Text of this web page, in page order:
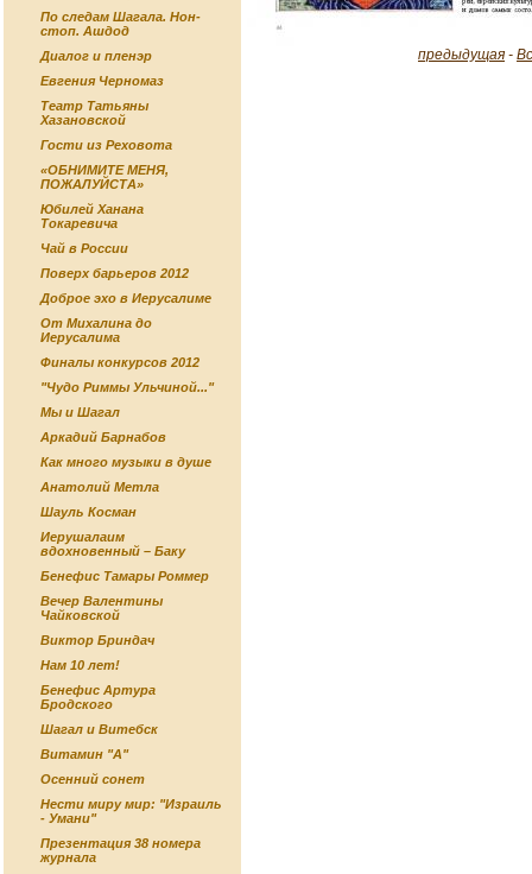
По следам Шагала. Нон-
стоп. Ашдод
Диалог и пленэр
Евгения Черномаз
Театр Татьяны
Хазановской
Гости из Реховота
«ОБНИМИТЕ МЕНЯ,
ПОЖАЛУЙСТА»
Юбилей Ханана
Токаревича
Чай в России
Поверх барьеров 2012
Доброе эхо в Иерусалиме
От Михалина до
Иерусалима
Финалы конкурсов 2012
"Чудо Риммы Ульчиной..."
Мы и Шагал
Аркадий Барнабов
Как много музыки в душе
Анатолий Метла
Шауль Косман
Иерушалаим
вдохновенный – Баку
Бенефис Тамары Роммер
Вечер Валентины
Чайковской
Виктор Бриндач
Нам 10 лет!
Бенефис Артура
Бродского
Шагал и Витебск
Витамин "А"
Осенний сонет
Нести миру мир: "Израиль
- Умани"
Презентация 38 номера
журнала
предыдущая -